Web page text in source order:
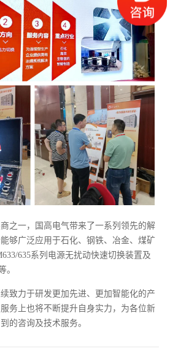
之一，国高电气带来了一系列领先的解
够广泛应用于石化、钢铁、冶金、煤矿
635系列电源无扰动快速切换装置及
。
致力于研发更加先进、更加智能化的产
务上也将不断提升自身实力，为各位新
的咨询及技术服务。